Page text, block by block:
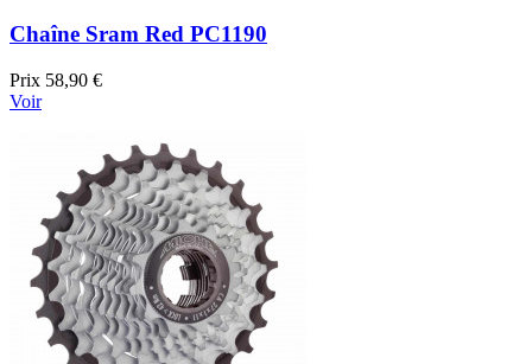
Chaîne Sram Red PC1190
Prix 58,90 €
Voir